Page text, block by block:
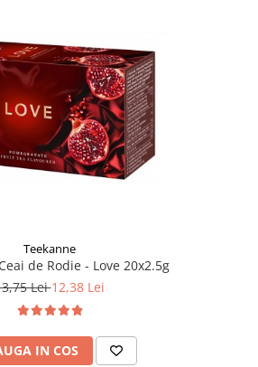
Teekanne
de Rodie - Love 20x2.5g
Lei12,38 Lei
IN COS